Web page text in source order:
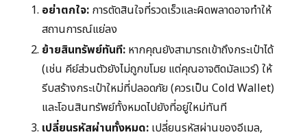
อย่าตกใจ: การตัดสินใจที่รวดเร็วและผิดพลาดอาจทำให้
สถานการณ์แย่ลง
ย้ายสินทรัพย์ทันที: หากคุณยังสามารถเข้าถึงกระเป๋าได้
(เช่น คีย์ส่วนตัวยังไม่ถูกขโมย แต่คุณอาจติดมัลแวร์) ให้
รีบสร้างกระเป๋าใหม่ที่ปลอดภัย (ควรเป็น Cold Wallet)
และโอนสินทรัพย์ทั้งหมดไปยังที่อยู่ใหม่ทันที
เปลี่ยนรหัสผ่านทั้งหมด: เปลี่ยนรหัสผ่านของอีเมล,